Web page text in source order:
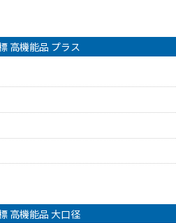
高機能品 プラス
高機能品 大口径